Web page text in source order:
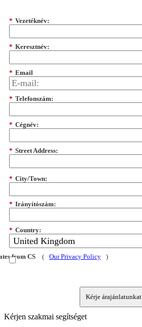
* Vezetéknév:
* Keresztnév:
* Email
* Telefonszám:
* Cégnév:
* Street Address:
* City/Town:
* Irányítószám:
* Country:
from CS ( Our Privacy Policy )
Kérje árajánlatunkat
Kérjen szakmai segítséget